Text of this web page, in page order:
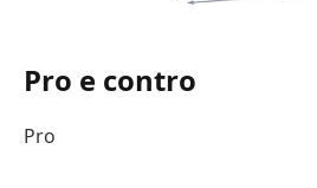
Pro e contro
Pro